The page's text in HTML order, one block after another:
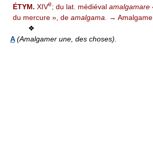
ÉTYM. XIVe; du lat. médiéval amalgamare
du mercure », de amalgama.
→ Amalgame.
❖
A (Amalgamer une, des choses).